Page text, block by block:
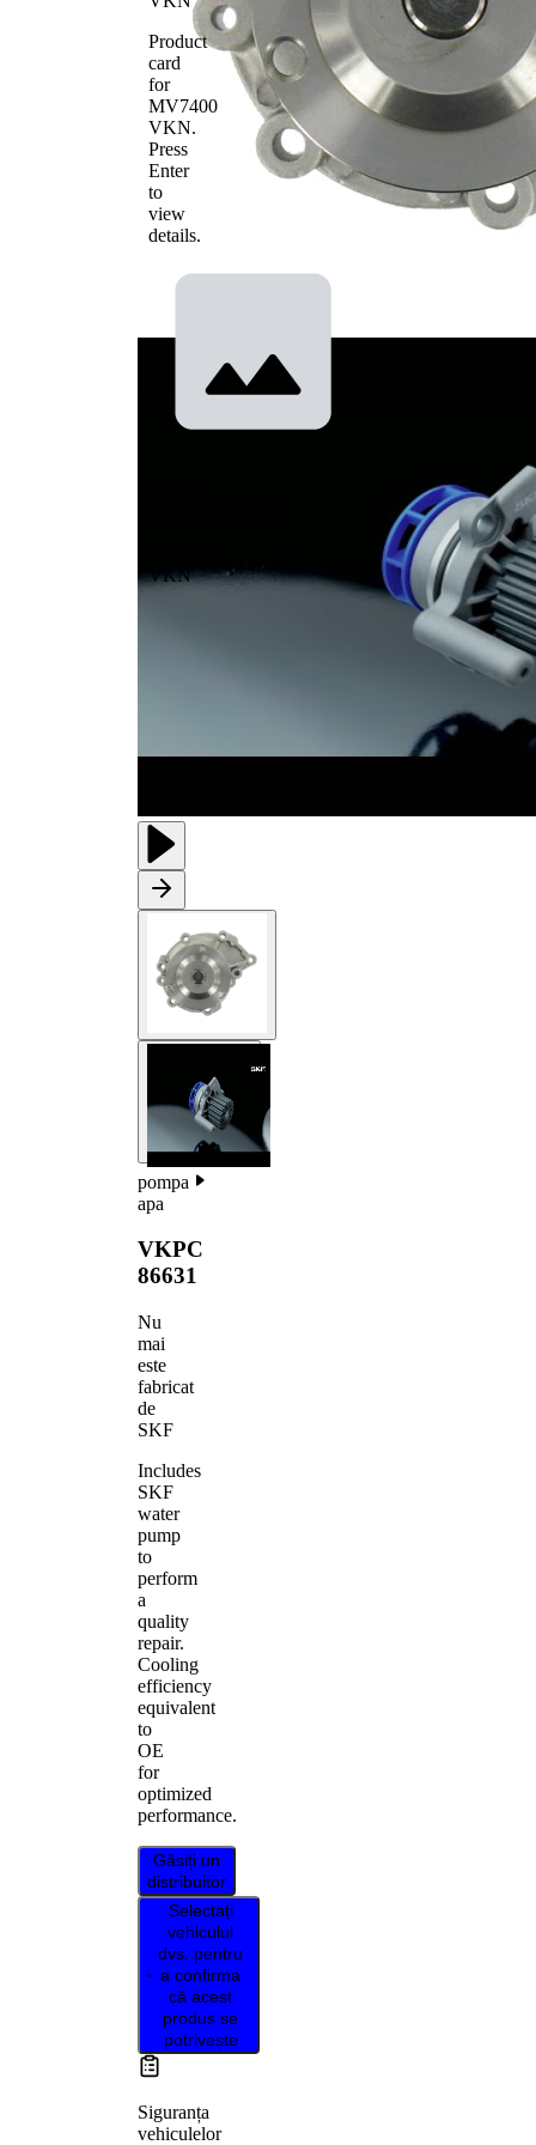
pompa
apa
VKPC
86631
Nu
mai
este
fabricat
de
SKF
Includes
SKF
water
pump
to
perform
a
quality
repair.
Cooling
efficiency
equivalent
to
OE
for
optimized
performance.
Găsiți un
distribuitor
Selectați
vehiculul
dvs. pentru
a confirma
că acest
produs se
potrivește
Siguranța
vehiculelor
Product
card
for
MV7400
VKN.
Press
Enter
to
view
details.
VKN